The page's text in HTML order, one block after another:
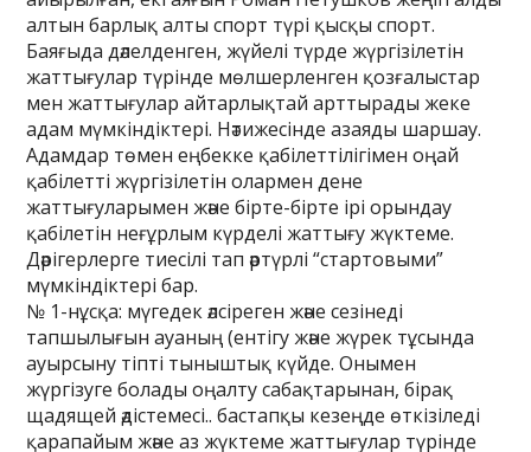
алтын барлық алты спорт түрі қысқы спорт.
Баяғыда дәлелденген, жүйелі түрде жүргізілетін
жаттығулар түрінде мөлшерленген қозғалыстар
мен жаттығулар айтарлықтай арттырады жеке
адам мүмкіндіктері. Нәтижесінде азаяды шаршау.
Адамдар төмен еңбекке қабілеттілігімен оңай
қабілетті жүргізілетін олармен дене
жаттығуларымен және бірте-бірте ірі орындау
қабілетін неғұрлым күрделі жаттығу жүктеме.
Дәрігерлерге тиесілі тап әртүрлі “стартовыми”
мүмкіндіктері бар.
№ 1-нұсқа: мүгедек әлсіреген және сезінеді
тапшылығын ауаның (ентігу және жүрек тұсында
ауырсыну тіпті тыныштық күйде. Онымен
жүргізуге болады оңалту сабақтарынан, бірақ
щадящей әдістемесі.. бастапқы кезеңде өткізіледі
қарапайым және аз жүктеме жаттығулар түрінде